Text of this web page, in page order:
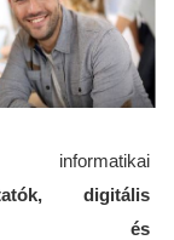
digitális
és